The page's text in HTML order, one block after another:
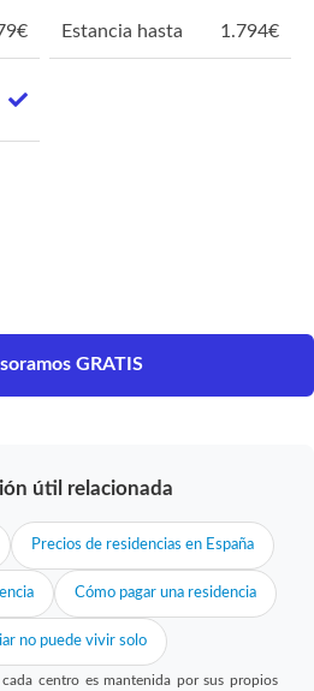
€ Estancia hasta 1.794€
GRATIS
útil relacionada
Precios de residencias en España
Cómo pagar una residencia
no puede vivir solo
centro es mantenida por sus propios